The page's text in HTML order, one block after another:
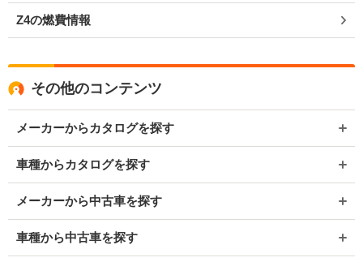
Z4の燃費情報
その他のコンテンツ
メーカーからカタログを探す
車種からカタログを探す
メーカーから中古車を探す
車種から中古車を探す